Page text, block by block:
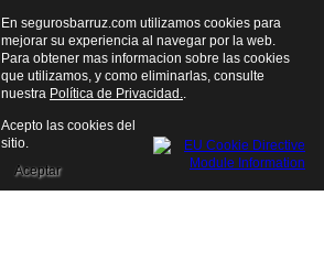
En segurosbarruz.com utilizamos cookies para
mejorar su experiencia al navegar por la web.
Para obtener mas informacion sobre las cookies
que utilizamos, y como eliminarlas, consulte
nuestra Política de Privacidad..
Acepto las cookies del
sitio.
Aceptar